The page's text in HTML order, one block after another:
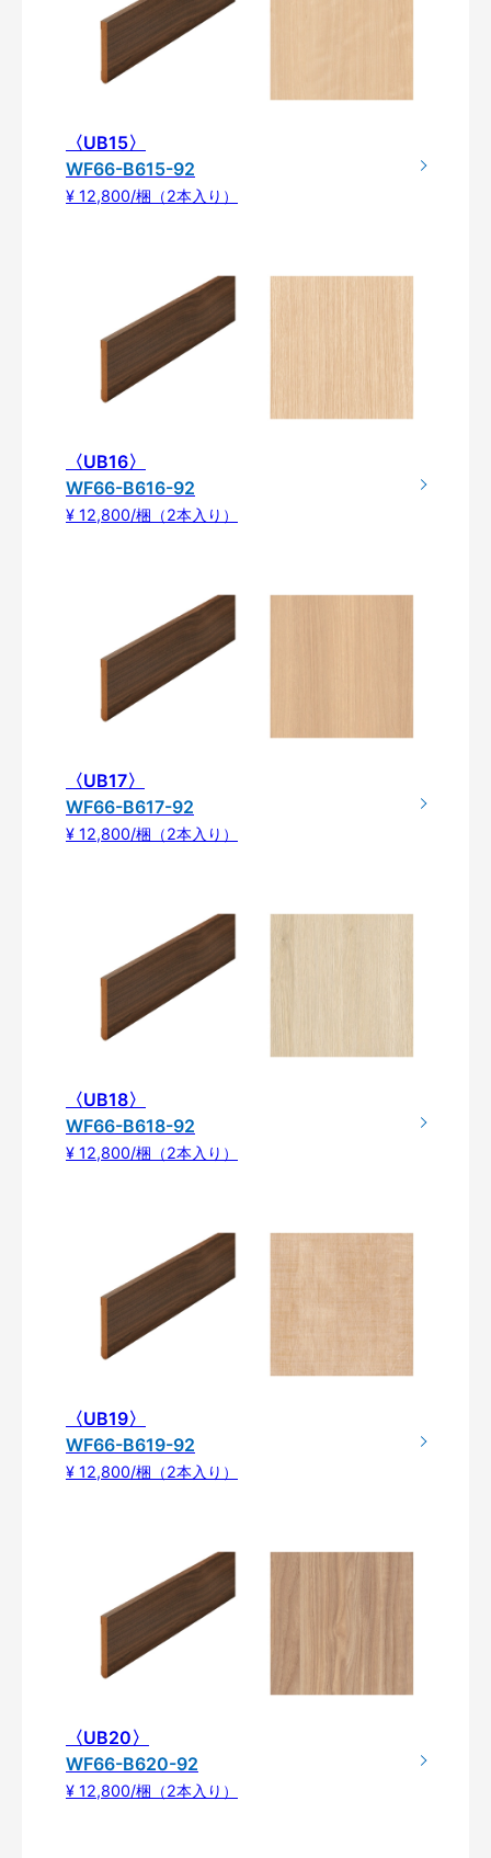
〈UB15〉
WF66-B615-92
¥ 12,800/梱（2本入り）
〈UB16〉
WF66-B616-92
¥ 12,800/梱（2本入り）
〈UB17〉
WF66-B617-92
¥ 12,800/梱（2本入り）
〈UB18〉
WF66-B618-92
¥ 12,800/梱（2本入り）
〈UB19〉
WF66-B619-92
¥ 12,800/梱（2本入り）
〈UB20〉
WF66-B620-92
¥ 12,800/梱（2本入り）